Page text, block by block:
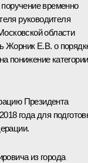
временно
руководителя
области
Жорник Е.В. о
понижение категории
Президента
года для
из города